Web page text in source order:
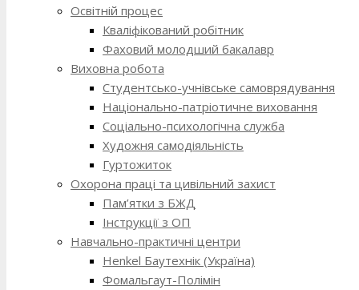
Освітній процес
Кваліфікований робітник
Фаховий молодший бакалавр
Виховна робота
Студентсько-учнівське самоврядування
Національно-патріотичне виховання
Соціально-психологічна служба
Художня самодіяльність
Гуртожиток
Охорона праці та цивільний захист
Пам’ятки з БЖД
Інструкції з ОП
Навчально-практичні центри
Henkel Баутехнік (Україна)
Фомальгаут-Полімін